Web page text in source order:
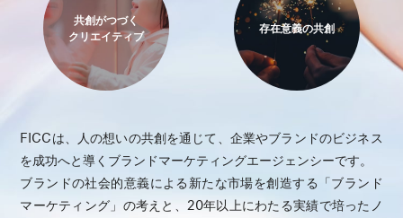
共創がつづく
クリエイティブ
存在意義の共創
FICCは、人の想いの共創を通じて、企業やブランドのビジネス
を成功へと導くブランドマーケティングエージェンシーです。
ブランドの社会的意義による新たな市場を創造する「ブランド
マーケティング」の考えと、20年以上にわたる実績で培ったノ